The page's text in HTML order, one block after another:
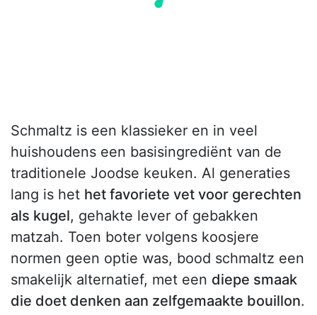
Schmaltz is een klassieker en in veel
huishoudens een basisingrediënt van de
traditionele Joodse keuken. Al generaties
lang is het het favoriete vet voor gerechten
als kugel, gehakte lever of gebakken
matzah. Toen boter volgens koosjere
normen geen optie was, bood schmaltz een
smakelijk alternatief, met een diepe smaak
die doet denken aan zelfgemaakte bouillon.